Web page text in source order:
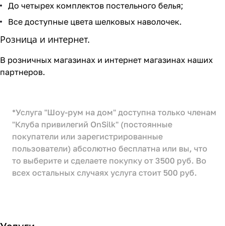
До четырех комплектов постельного белья;
Все доступные цвета шелковых наволочек.
Розница и интернет.
В розничных магазинах и интернет магазинах наших
партнеров.
*Услуга "Шоу-рум на дом" доступна только членам
"Клуба привилегий OnSilk" (постоянные
покупатели или зарегистрированные
пользователи) абсолютно бесплатна или вы, что
то выберите и сделаете покупку от 3500 руб. Во
всех остальных случаях услуга стоит 500 руб.